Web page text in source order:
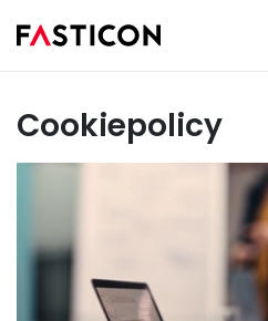
Om oss Cookiepolicy
Cookiepolicy